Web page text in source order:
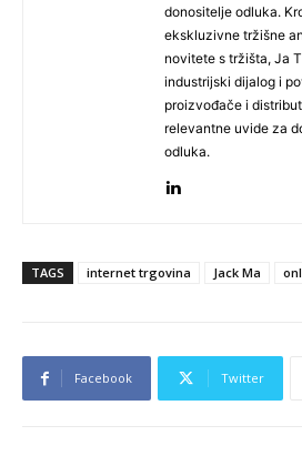
donositelje odluka.
ekskluzivne tržišne
novitete s tržišta, Ja
industrijski dijalog i
proizvođače i
relevantne uvide za
odluka.
TAGS internet trgovina Jack Ma
Facebook Twitter